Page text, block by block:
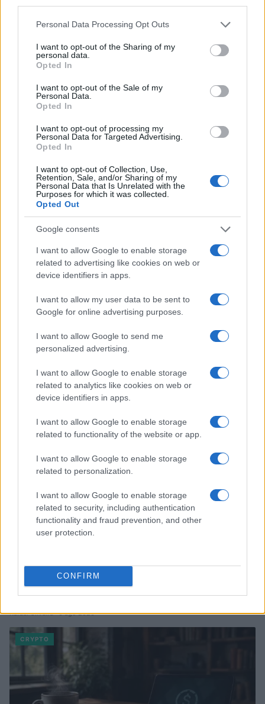
Please note that this website/app uses one or more Google
not limited to your visit or usage behaviour. You may click to
grant or deny consent to Google and its third-party tags to
use your data for below specified purposes in below Google
consent section.
Personal Data Processing Opt Outs
I want to opt-out of the Sharing of my
personal data.
Opted In
I want to opt-out of the Sale of my
Personal Data.
Opted In
I want to opt-out of processing my
Personal Data for Targeted Advertising.
Opted In
I want to opt-out of Collection, Use,
Retention, Sale, and/or Sharing of my
Personal Data that Is Unrelated with the
Purposes for which it was collected.
Opted Out
Google consents
I want to allow Google to enable storage
related to advertising like cookies on web or
device identifiers in apps.
I want to allow my user data to be sent to
Google for online advertising purposes.
I want to allow Google to send me
personalized advertising.
I want to allow Google to enable storage
related to analytics like cookies on web or
device identifiers in apps.
I want to allow Google to enable storage
related to functionality of the website or app.
I want to allow Google to enable storage
related to personalization.
I want to allow Google to enable storage
related to security, including authentication
functionality and fraud prevention, and other
user protection.
CONFIRM
Continue lendo
CRYPTO
Guia completo de segurança para carteiras de autocustódia e
proteção de criptomoedas
Beatriz Almeida · 6 ago 2026
CRYPTO
Como escolher e usar carteiras de autocustódia para
segurança de criptoativos
Rafael Oliveira · 6 ago 2026
CRYPTO